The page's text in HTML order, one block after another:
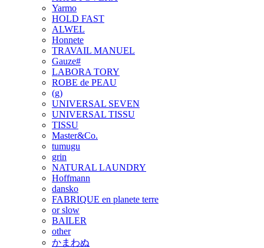
Yarmo
HOLD FAST
ALWEL
Honnete
TRAVAIL MANUEL
Gauze#
LABORA TORY
ROBE de PEAU
(g)
UNIVERSAL SEVEN
UNIVERSAL TISSU
TISSU
Master&Co.
tumugu
grin
NATURAL LAUNDRY
Hoffmann
dansko
FABRIQUE en planete terre
or slow
BAILER
other
かまわぬ